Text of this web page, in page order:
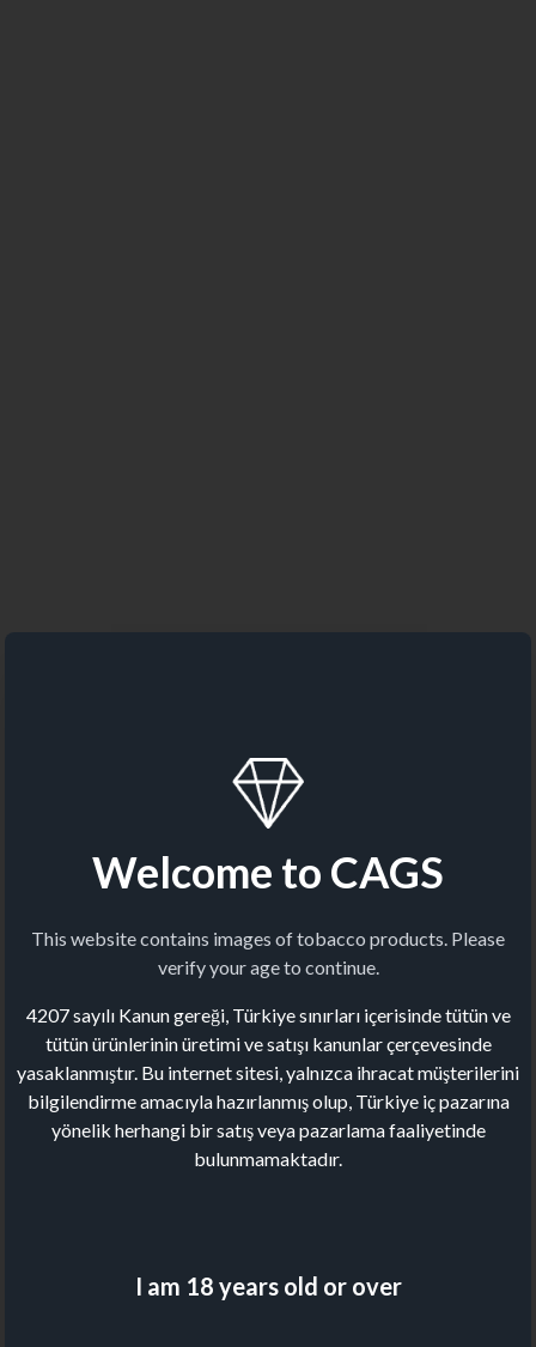
Welcome to CAGS
This website contains images of tobacco products. Please
verify your age to continue.
4207 sayılı Kanun gereği, Türkiye sınırları içerisinde tütün ve
tütün ürünlerinin üretimi ve satışı kanunlar çerçevesinde
yasaklanmıştır. Bu internet sitesi, yalnızca ihracat müşterilerini
bilgilendirme amacıyla hazırlanmış olup, Türkiye iç pazarına
yönelik herhangi bir satış veya pazarlama faaliyetinde
bulunmamaktadır.
I am 18 years old or over